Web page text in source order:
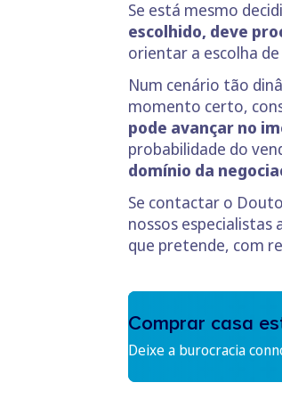
Se está mesmo
escolhido, deve
orientar a escolha
Num cenário tão
momento certo,
pode avançar no
probabilidade do
domínio da
Se contactar o
nossos especialistas
que pretende, com
Comprar casa
Deixe a burocracia